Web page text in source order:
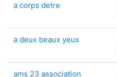
a corps detre
a deux beaux yeux
ams 23 association